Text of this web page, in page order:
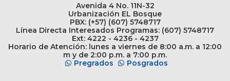
Avenida 4 No. 11N-32
Urbanización EL Bosque
PBX: (+57) (607) 5748717
Línea Directa Interesados Programas: (607) 5748717
Ext: 4222 - 4236 - 4237
Horario de Atención: lunes a viernes de 8:00 a.m. a 12:00
m y de 2:00 p.m. a 7:00 p.m.
Pregrados
Posgrados